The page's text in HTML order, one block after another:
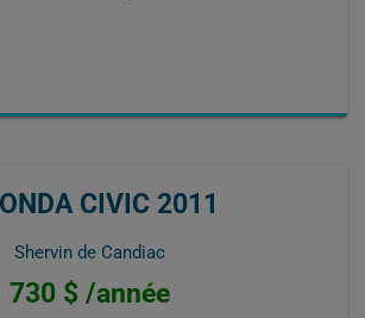
CIVIC 2011
Shervin de Candiac
730 $ /année